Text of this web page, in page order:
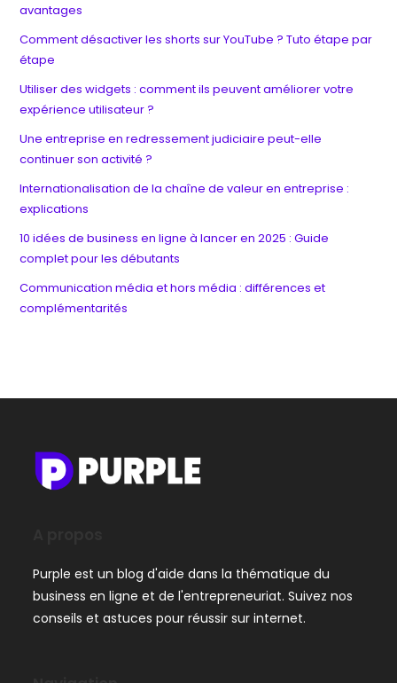
avantages
Comment désactiver les shorts sur YouTube ? Tuto étape par
étape
Utiliser des widgets : comment ils peuvent améliorer votre
expérience utilisateur ?
Une entreprise en redressement judiciaire peut-elle
continuer son activité ?
Internationalisation de la chaîne de valeur en entreprise :
explications
10 idées de business en ligne à lancer en 2025 : Guide
complet pour les débutants
Communication média et hors média : différences et
complémentarités
Purple est un blog d'aide dans la thématique du
business en ligne et de l'entrepreneuriat. Suivez nos
conseils et astuces pour réussir sur internet.